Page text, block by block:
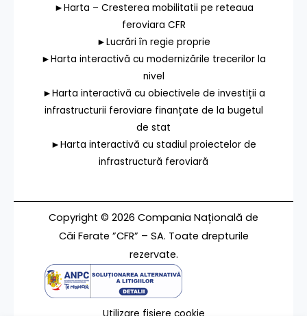
►Harta – Cresterea mobilitatii pe reteaua
feroviara CFR
►Lucrări în regie proprie
►Harta interactivă cu modernizările trecerilor la
nivel
►Harta interactivă cu obiectivele de investiții a
infrastructurii feroviare finanțate de la bugetul
de stat
►Harta interactivă cu stadiul proiectelor de
infrastructură feroviară
Copyright © 2026 Compania Națională de
Căi Ferate ”CFR” – SA. Toate drepturile
rezervate.